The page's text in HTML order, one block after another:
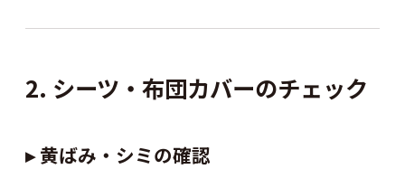
2. シーツ・布団カバーのチェック
▸ 黄ばみ・シミの確認